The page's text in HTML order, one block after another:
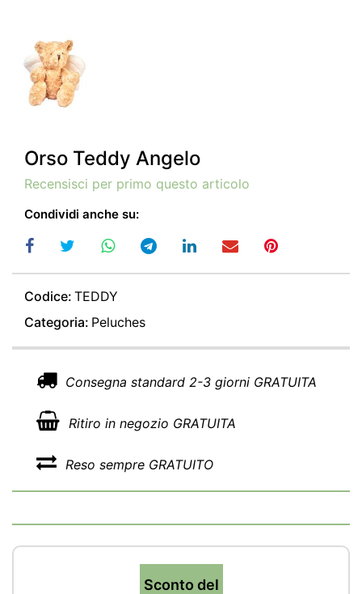
Orso Teddy Angelo
Recensisci per primo questo articolo
Condividi anche su:
Codice: TEDDY
Categoria: Peluches
Consegna standard 2-3 giorni GRATUITA
Ritiro in negozio GRATUITA
Reso sempre GRATUITO
Sconto del